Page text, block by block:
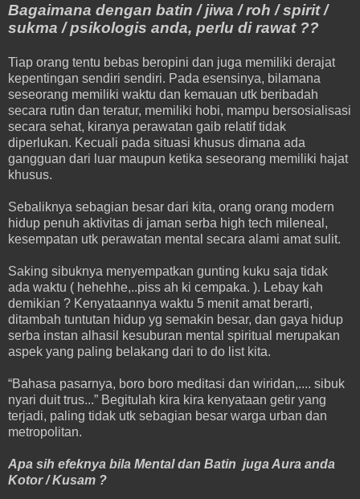
Bagaimana dengan batin / jiwa / roh / spirit /
sukma / psikologis anda, perlu di rawat ??
Tiap orang tentu bebas beropini dan juga memiliki derajat
kepentingan sendiri sendiri. Pada esensinya, bilamana
seseorang memiliki waktu dan kemauan utk beribadah
secara rutin dan teratur, memiliki hobi, mampu bersosialisasi
secara sehat, kiranya perawatan gaib relatif tidak
diperlukan. Kecuali pada situasi khusus dimana ada
gangguan dari luar maupun ketika seseorang memiliki hajat
khusus.
Sebaliknya sebagian besar dari kita, orang orang modern
hidup penuh aktivitas di jaman serba high tech mileneal,
kesempatan utk perawatan mental secara alami amat sulit.
Saking sibuknya menyempatkan gunting kuku saja tidak
ada waktu ( hehehhe,..piss ah ki cempaka. ). Lebay kah
demikian ? Kenyataannya waktu 5 menit amat berarti,
ditambah tuntutan hidup yg semakin besar, dan gaya hidup
serba instan alhasil kesuburan mental spiritual merupakan
aspek yang paling belakang dari to do list kita.
“Bahasa pasarnya, boro boro meditasi dan wiridan,.... sibuk
nyari duit trus...” Begitulah kira kira kenyataan getir yang
terjadi, paling tidak utk sebagian besar warga urban dan
metropolitan.
Apa sih efeknya bila Mental dan Batin juga Aura anda
Kotor / Kusam ?